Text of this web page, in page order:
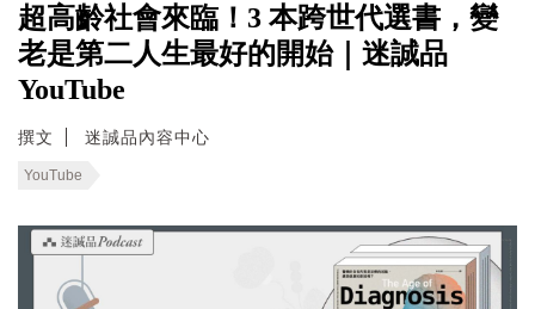
超高齡社會來臨！3 本跨世代選書，變
老是第二人生最好的開始｜迷誠品
YouTube
撰文 迷誠品內容中心
YouTube